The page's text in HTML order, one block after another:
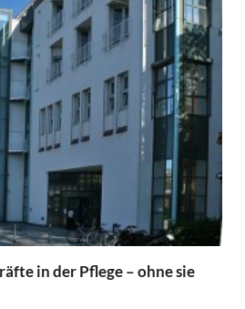
in der Pflege – ohne sie